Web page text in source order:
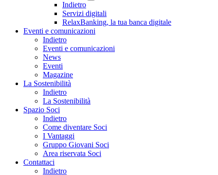
Indietro
Servizi digitali
RelaxBanking, la tua banca digitale
Eventi e comunicazioni
Indietro
Eventi e comunicazioni
News
Eventi
Magazine
La Sostenibilità
Indietro
La Sostenibilità
Spazio Soci
Indietro
Come diventare Soci
I Vantaggi
Gruppo Giovani Soci
Area riservata Soci
Contattaci
Indietro